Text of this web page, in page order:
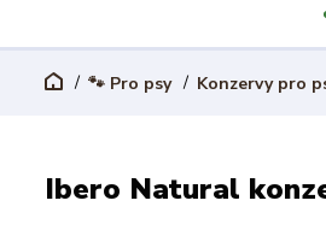
🐾 Pro psy Konzervy pro
Ibero Natural